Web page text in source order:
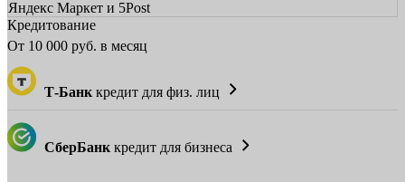
Яндекс Маркет и 5Post
Кредитование
От 10 000 руб. в месяц
Т-Банк кредит для физ. лиц
СберБанк кредит для бизнеса